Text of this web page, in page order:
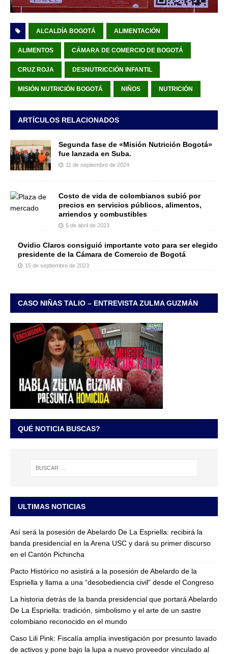
ALCALDÍA BOGOTÁ ALIMENTACIÓN
ALIMENTOS CÁMARA DE COMERCIO DE BOGOTÁ
CRUZ ROJA DESNUTRICCIÓN INFANTIL
MISIÓN NUTRICIÓN BOGOTÁ NIÑOS NUTRICIÓN
ARTÍCULOS RELACIONADOS
Segunda fase de «Misión Nutrición Bogotá»
fue lanzada en Suba.
11 de septiembre de 2024
Costo de vida de colombianos subió por
precios en servicios públicos, alimentos,
arriendos y combustibles
5 de abril de 2023
Ovidio Claros consiguió importante voto para ser elegido
presidente de la Cámara de Comercio de Bogotá
15 de septiembre de 2023
CASO NIÑAS TALIO – ENTREVISTA ZULMA GUZMÁN
QUÉ NOTICIA BUSCAS?
ULTIMAS NOTICIAS
Así será la posesión de Abelardo De La Espriella: recibirá la
banda presidencial en la Arena USC y dará su primer discurso
en el Cantón Pichincha
Pacto Histórico no asistirá a la posesión de Abelardo de la
Espriella y llama a una “desobediencia civil” desde el Congreso
La historia detrás de la banda presidencial que portará Abelardo
De La Espriella: tradición, simbolismo y el arte de un sastre
colombiano reconocido en el mundo
Caso Lili Pink: Fiscalía amplía investigación por presunto lavado
de activos y pone bajo la lupa a nuevo proveedor vinculado al